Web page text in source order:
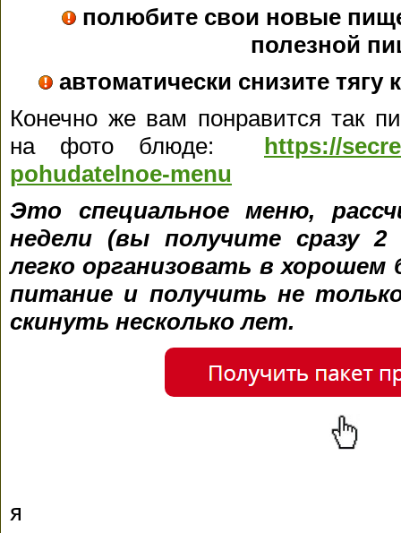
полюбите свои новые
полезной
автоматически снизите
Конечно же вам понравится так
на фото блюде: https://
pohudatelnoe-menu
Это специальное меню,
недели (вы получите сразу 2
легко организовать в хорошем
питание и получить не
скинуть несколько лет.
я